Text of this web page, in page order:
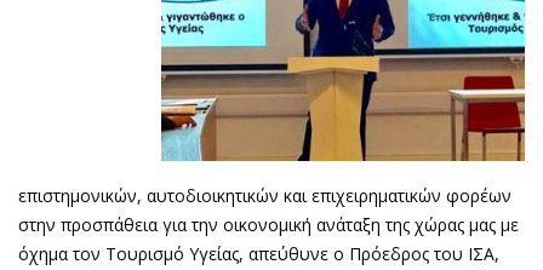
επιστημονικών, αυτοδιοικητικών και επιχειρηματικών φορέων
στην προσπάθεια για την οικονομική ανάταξη της χώρας μας με
όχημα τον Τουρισμό Υγείας, απεύθυνε ο Πρόεδρος του ΙΣΑ,